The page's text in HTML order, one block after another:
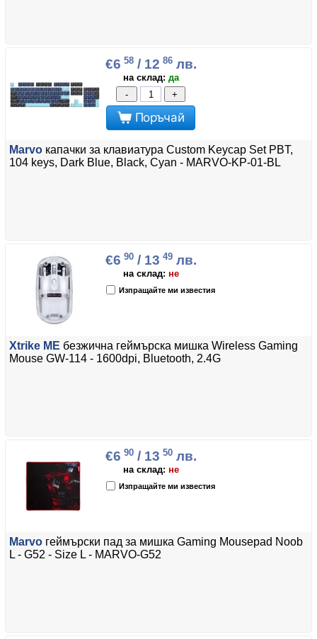
€6 58/ 12 86лв.
на склад: да
-
+
Поръчай
Marvo капачки за клавиатура Custom Keycap Set PBT,
104 keys, Dark Blue, Black, Cyan - MARVO-KP-01-BL
€6 90/ 13 49лв.
на склад: не
Изпращайте ми известия
Xtrike ME безжична геймърска мишка Wireless Gaming
Mouse GW-114 - 1600dpi, Bluetooth, 2.4G
€6 90/ 13 50лв.
на склад: не
Изпращайте ми известия
Marvo геймърски пад за мишка Gaming Mousepad Noob
L - G52 - Size L - MARVO-G52